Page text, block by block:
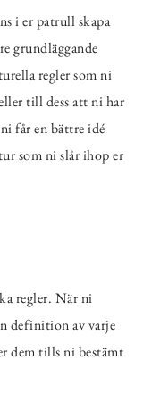
i er patrull skapa
grundläggande
regler som ni
till dess att ni har
får en bättre idé
som ni slår ihop er
regler. När ni
definition av varje
dem tills ni bestämt